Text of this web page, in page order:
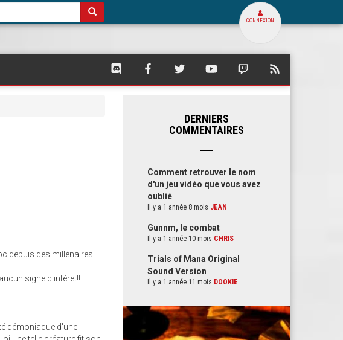
CONNEXION
SQUARE
SQUARE SQUARE SQUARE SQUARE
depuis des millénaires...
signe d'intéret!!
démoniaque d'une
DERNIERS
COMMENTAIRES
Comment retrouver le nom
d'un jeu vidéo que vous avez
oublié
Il y a 1 année 8 mois JEAN
Gunnm, le combat
Il y a 1 année 10 mois CHRIS
Trials of Mana Original
Sound Version
Il y a 1 année 11 mois DOOKIE